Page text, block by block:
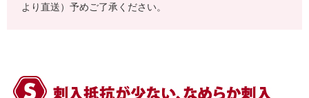
より直送）予めご了承ください。